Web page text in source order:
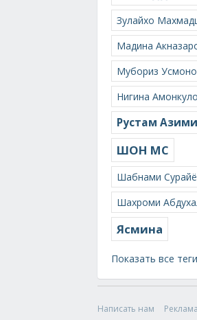
Зулайхо
Мадина
Мубориз
Нигина
Рустам Азими
ШОН МС
Шабнами Сурайё
Шахроми
Ясмина
Показать все теги
Написать нам
Реклама